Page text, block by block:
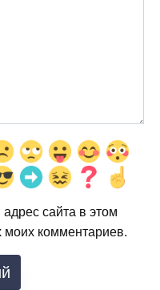
сайта в этом
комментариев.